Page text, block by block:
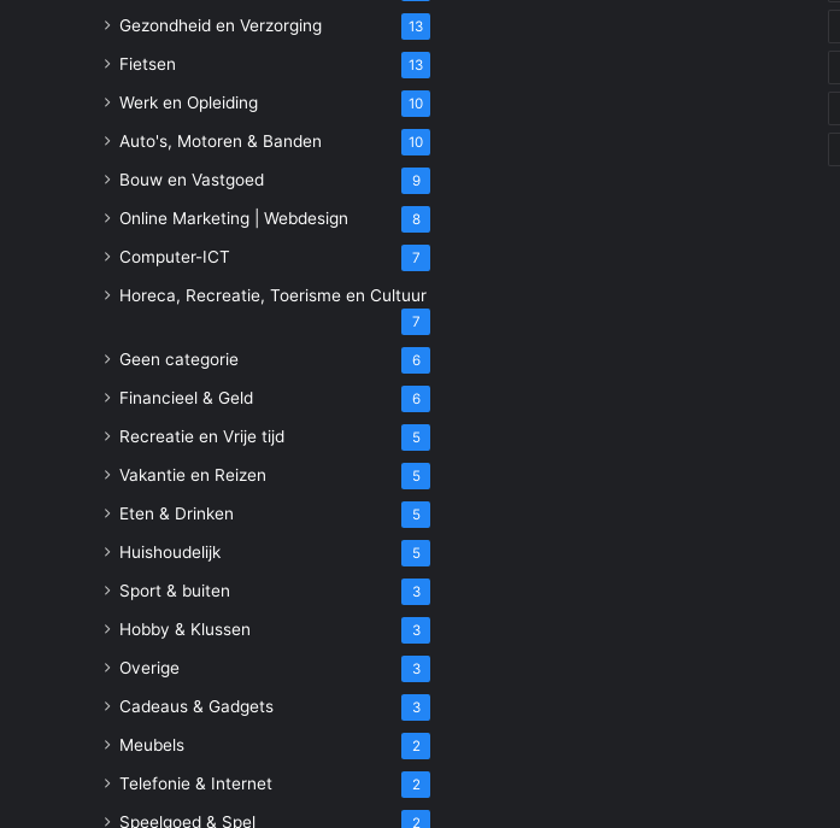
Gezondheid en Verzorging 13
Fietsen 13
Werk en Opleiding 10
Auto's, Motoren & Banden 10
Bouw en Vastgoed 9
Online Marketing | Webdesign 8
Computer-ICT 7
Horeca, Recreatie, Toerisme en Cultuur
7
Geen categorie 6
Financieel & Geld 6
Recreatie en Vrije tijd 5
Vakantie en Reizen 5
Eten & Drinken 5
Huishoudelijk 5
Sport & buiten 3
Hobby & Klussen 3
Overige 3
Cadeaus & Gadgets 3
Meubels 2
Telefonie & Internet 2
Speelgoed & Spel 2